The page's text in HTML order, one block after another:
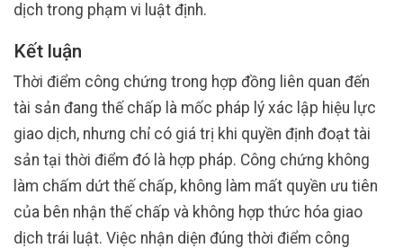
dịch trong phạm vi luật định.
Kết luận
Thời điểm công chứng trong hợp đồng liên quan đến
tài sản đang thế chấp là mốc pháp lý xác lập hiệu lực
giao dịch, nhưng chỉ có giá trị khi quyền định đoạt tài
sản tại thời điểm đó là hợp pháp. Công chứng không
làm chấm dứt thế chấp, không làm mất quyền ưu tiên
của bên nhận thế chấp và không hợp thức hóa giao
dịch trái luật. Việc nhận diện đúng thời điểm công